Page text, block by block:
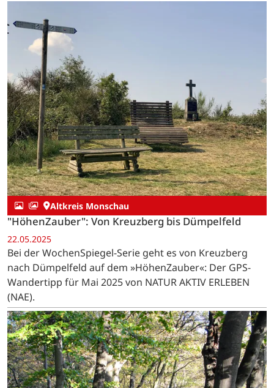
Altkreis Monschau
"HöhenZauber": Von Kreuzberg bis Dümpelfeld
22.05.2025
Bei der WochenSpiegel-Serie geht es von Kreuzberg
nach Dümpelfeld auf dem »HöhenZauber«: Der GPS-
Wandertipp für Mai 2025 von NATUR AKTIV ERLEBEN
(NAE).